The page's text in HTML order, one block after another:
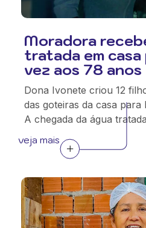
Moradora
tratada em casa
vez aos 78 anos
Dona Ivonete criou 12
das goteiras da casa
A chegada da água
veja mais